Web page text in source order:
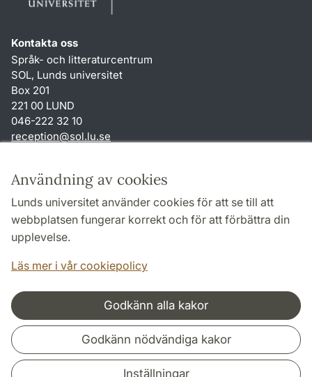
Användning av cookies
Lunds universitet använder cookies för att se till att
webbplatsen fungerar korrekt och för att förbättra din
upplevelse.
Läs mer i vår cookiepolicy
Godkänn alla kakor
Godkänn nödvändiga kakor
Inställningar
Kontakta oss
Språk- och litteraturcentrum
SOL, Lunds universitet
Box 201
221 00 LUND
046-222 32 10
reception@sol.lu.se
Genvägar
Om webbplatsen och cookies
Behandling av personuppgifter
Tillgänglighetsredogörelse
Samarbeten och nätverk